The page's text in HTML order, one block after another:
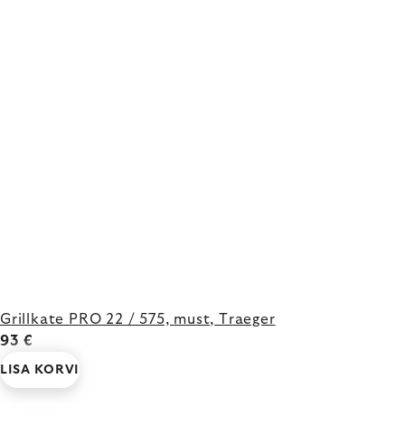
Grillkate PRO 22 / 575, must, Traeger
93 €
LISA KORVI